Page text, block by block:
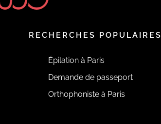
RECHERCHES POPULAIRES
Épilation à Paris
Demande de passeport
Orthophoniste à Paris